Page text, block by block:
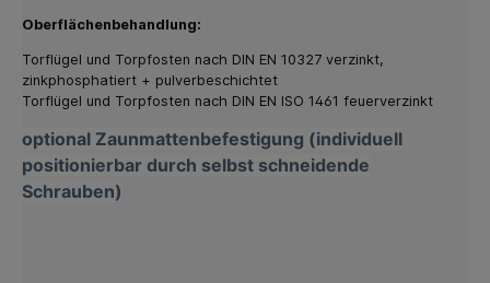
Oberflächenbehandlung:
Torflügel und Torpfosten nach DIN EN 10327 verzinkt,
zinkphosphatiert + pulverbeschichtet
Torflügel und Torpfosten nach DIN EN ISO 1461 feuerverzinkt
optional Zaunmattenbefestigung (individuell
positionierbar durch selbst schneidende
Schrauben)